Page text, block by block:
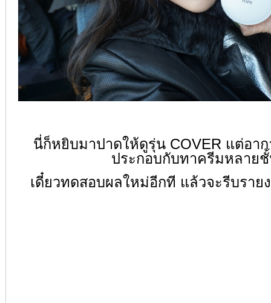
นี่ก็หยิบมาปาดให้ดูรุ่น COVER แต่อา
ประกอบกับทาครีมหลาย
เดี๋ยวทดสอบผลใหม่อีกที แล้วจะรีบราย